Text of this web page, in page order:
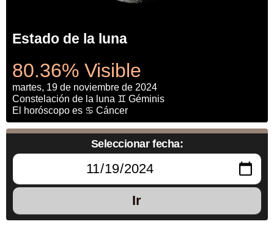
Estado de la luna
80.36% Visible
martes, 19 de noviembre de 2024
Constelación de la luna ♊ Géminis
El horóscopo es ♋ Cáncer
Seleccionar fecha:
Ir